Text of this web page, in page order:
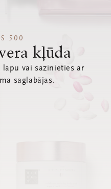
500
kļūda
lapu vai sazinieties ar
saglabājas.